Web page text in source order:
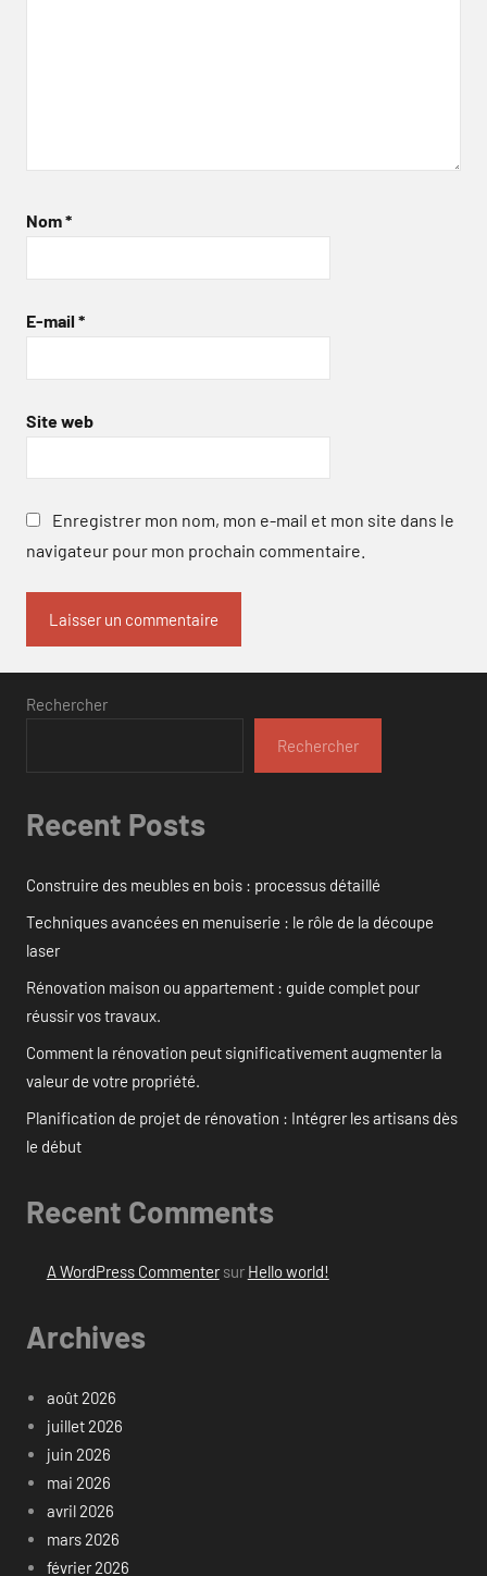
Nom*
E-mail *
Site web
Enregistrer mon nom, mon e-mail et mon site dans le
navigateur pour mon prochain commentaire.
Rechercher
Rechercher
Recent Posts
Construire des meubles en bois : processus détaillé
Techniques avancées en menuiserie : le rôle de la découpe
laser
Rénovation maison ou appartement : guide complet pour
réussir vos travaux.
Comment la rénovation peut significativement augmenter la
valeur de votre propriété.
Planification de projet de rénovation : Intégrer les artisans dès
le début
Recent Comments
A WordPress Commentersur Hello world!
Archives
août 2026
juillet 2026
juin 2026
mai 2026
avril 2026
mars 2026
février 2026